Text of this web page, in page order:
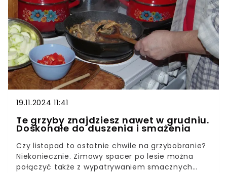
19.11.2024 11:41
Te grzyby znajdziesz nawet w grudniu.
Doskonałe do duszenia i smażenia
Czy listopad to ostatnie chwile na grzybobranie?
Niekoniecznie. Zimowy spacer po lesie można
połączyć także z wypatrywaniem smacznych